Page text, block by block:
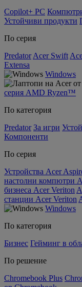
Copilot+ PC
Устойчиви продукти
По серия
Predator Acer Swift
Extensa
Windows
серия AMD Ryzen™
По категория
Predator За игри
Компоненти
По серия
Устройства Acer
настолни компютри
бизнеса Acer Veriton
станции Acer Veriton
Windows
По категория
Бизнес Гейминг в
По решение
Chromebook Plus